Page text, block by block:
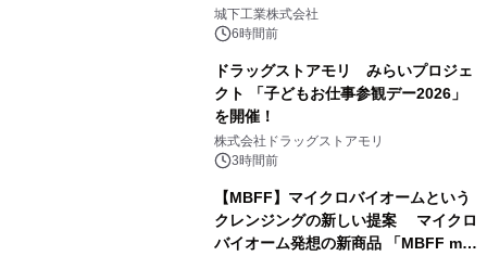
ーブル1本つなぐだけ、テレビの音が
ぐっと豊かに
城下工業株式会社
6時間前
ドラッグストアモリ みらいプロジェ
クト 「子どもお仕事参観デー2026」
を開催！
株式会社ドラッグストアモリ
3時間前
【MBFF】マイクロバイオームという
クレンジングの新しい提案 マイクロ
バイオーム発想の新商品 「MBFF mb